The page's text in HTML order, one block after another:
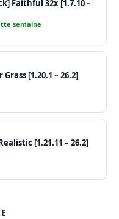
Faithful 32x [1.7.10 –
semaine
[1.20.1 – 26.2]
[1.21.11 – 26.2]